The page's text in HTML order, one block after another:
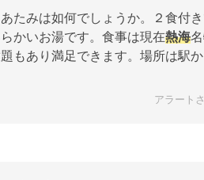
みは如何でしょうか。２食付
かいお湯です。食事は現在熱海
もあり満足できます。場所は駅
アラート